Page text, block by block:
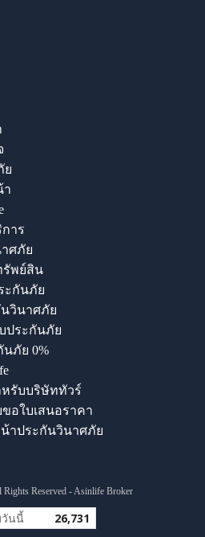
ย
า
าร
ศภัย
รัพย์สิน
ะกันภัย
วินาศภัย
ประกันภัย
นภัย 0%
หรับบริษัททัวร์
อใบเสนอราคา
าประกันวินาศภัย
Reserved - Asinlife Broker
วันนี้ 26,731